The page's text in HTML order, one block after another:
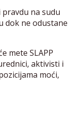
na sudu
dok ne odustane
mete SLAPP
aktivisti i
moći,